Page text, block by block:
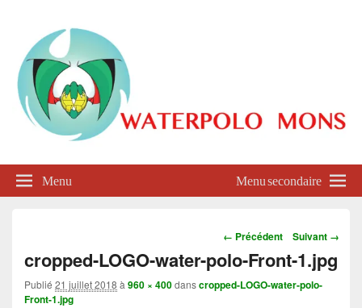
Waterpolo Mons
Menu Menu secondaire
Navigation
dans
les
images
← Précédent Suivant →
cropped-LOGO-water-polo-Front-1.jpg
Publié 21 juillet 2018 à 960 × 400danscropped-LOGO-water-polo-
Front-1.jpg